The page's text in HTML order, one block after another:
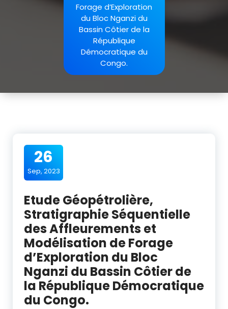
Forage d’Exploration
du Bloc Nganzi du
Bassin Côtier de la
République
Démocratique du
Congo.
26
Sep, 2023
Etude Géopétrolière,
Stratigraphie Séquentielle
des Affleurements et
Modélisation de Forage
d’Exploration du Bloc
Nganzi du Bassin Côtier de
la République Démocratique
du Congo.